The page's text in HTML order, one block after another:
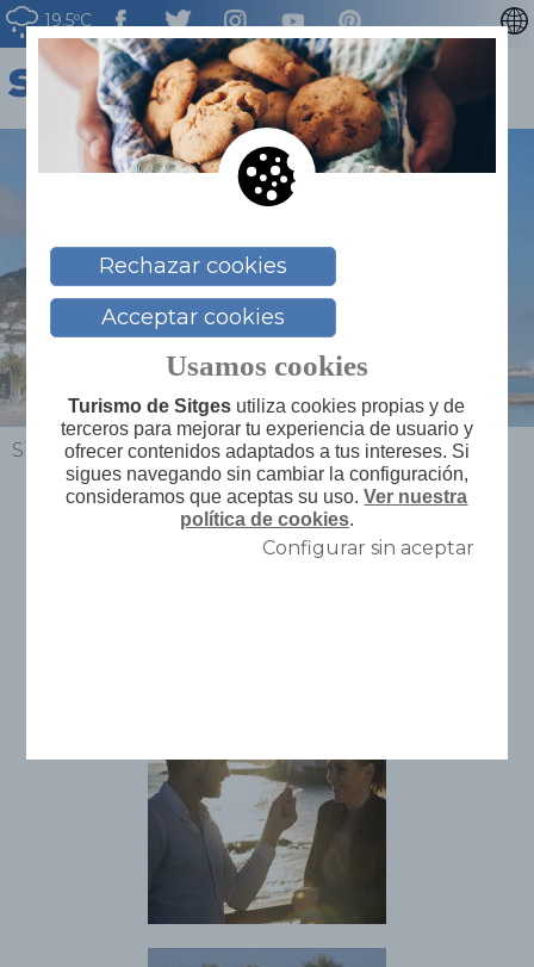
19.5ºC
CATALÀ
ENGLISH
FRANÇAIS
Sitges > ¿Qué hacer? > Sitges Weddings
¿Te imaginas un
Rechazar cookies
Acceptar cookies
Usamos cookies
Turismo de Sitges utiliza cookies propias y de
terceros para mejorar tu experiencia de usuario y
ofrecer contenidos adaptados a tus intereses. Si
sigues navegando sin cambiar la configuración,
consideramos que aceptas su uso.Ver nuestra
política de cookies.
Configurar sin aceptar